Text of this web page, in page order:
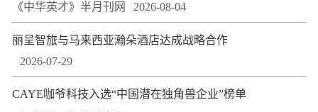
《中华英才》半月刊网 2026-08-04
丽呈智旅与马来西亚瀚朵酒店达成战略合作
2026-07-29
CAYE咖爷科技入选“中国潜在独角兽企业”榜单